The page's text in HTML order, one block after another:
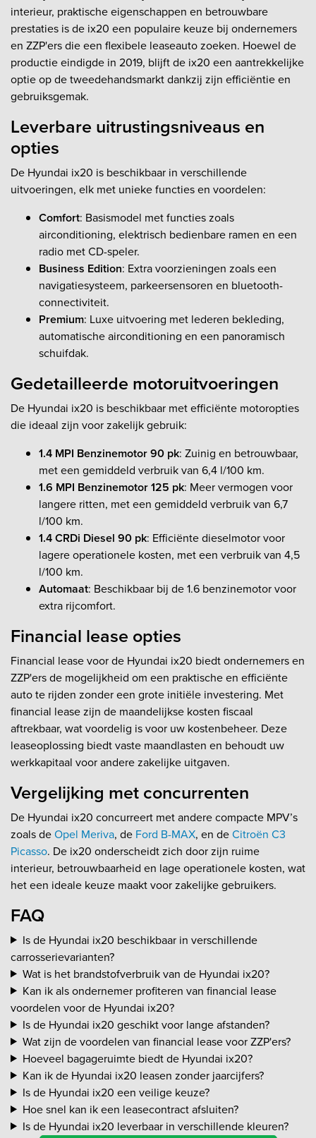
interieur, praktische eigenschappen en betrouwbare
prestaties is de ix20 een populaire keuze bij ondernemers
en ZZP'ers die een flexibele leaseauto zoeken. Hoewel de
productie eindigde in 2019, blijft de ix20 een aantrekkelijke
optie op de tweedehandsmarkt dankzij zijn efficiëntie en
gebruiksgemak.
Leverbare uitrustingsniveaus en
opties
De Hyundai ix20 is beschikbaar in verschillende
uitvoeringen, elk met unieke functies en voordelen:
Comfort: Basismodel met functies zoals
airconditioning, elektrisch bedienbare ramen en een
radio met CD-speler.
Business Edition: Extra voorzieningen zoals een
navigatiesysteem, parkeersensoren en bluetooth-
connectiviteit.
Premium: Luxe uitvoering met lederen bekleding,
automatische airconditioning en een panoramisch
schuifdak.
Gedetailleerde motoruitvoeringen
De Hyundai ix20 is beschikbaar met efficiënte motoropties
die ideaal zijn voor zakelijk gebruik:
1.4 MPI Benzinemotor 90 pk: Zuinig en betrouwbaar,
met een gemiddeld verbruik van 6,4 l/100 km.
1.6 MPI Benzinemotor 125 pk: Meer vermogen voor
langere ritten, met een gemiddeld verbruik van 6,7
l/100 km.
1.4 CRDi Diesel 90 pk: Efficiënte dieselmotor voor
lagere operationele kosten, met een verbruik van 4,5
l/100 km.
Automaat: Beschikbaar bij de 1.6 benzinemotor voor
extra rijcomfort.
Financial lease opties
Financial lease voor de Hyundai ix20 biedt ondernemers en
ZZP'ers de mogelijkheid om een praktische en efficiënte
auto te rijden zonder een grote initiële investering. Met
financial lease zijn de maandelijkse kosten fiscaal
aftrekbaar, wat voordelig is voor uw kostenbeheer. Deze
leaseoplossing biedt vaste maandlasten en behoudt uw
werkkapitaal voor andere zakelijke uitgaven.
Vergelijking met concurrenten
De Hyundai ix20 concurreert met andere compacte MPV’s
zoals deOpel Meriva, de Ford B-MAX, en deCitroën C3
Picasso. De ix20 onderscheidt zich door zijn ruime
interieur, betrouwbaarheid en lage operationele kosten, wat
het een ideale keuze maakt voor zakelijke gebruikers.
FAQ
Is de Hyundai ix20 beschikbaar in verschillende
carrosserievarianten?
Wat is het brandstofverbruik van de Hyundai ix20?
Kan ik als ondernemer profiteren van financial lease
voordelen voor de Hyundai ix20?
Is de Hyundai ix20 geschikt voor lange afstanden?
Wat zijn de voordelen van financial lease voor ZZP'ers?
Hoeveel bagageruimte biedt de Hyundai ix20?
Kan ik de Hyundai ix20 leasen zonder jaarcijfers?
Is de Hyundai ix20 een veilige keuze?
Hoe snel kan ik een leasecontract afsluiten?
Is de Hyundai ix20 leverbaar in verschillende kleuren?